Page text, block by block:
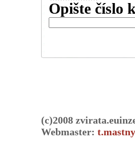
Opište číslo
(c)2008
Webmaster: